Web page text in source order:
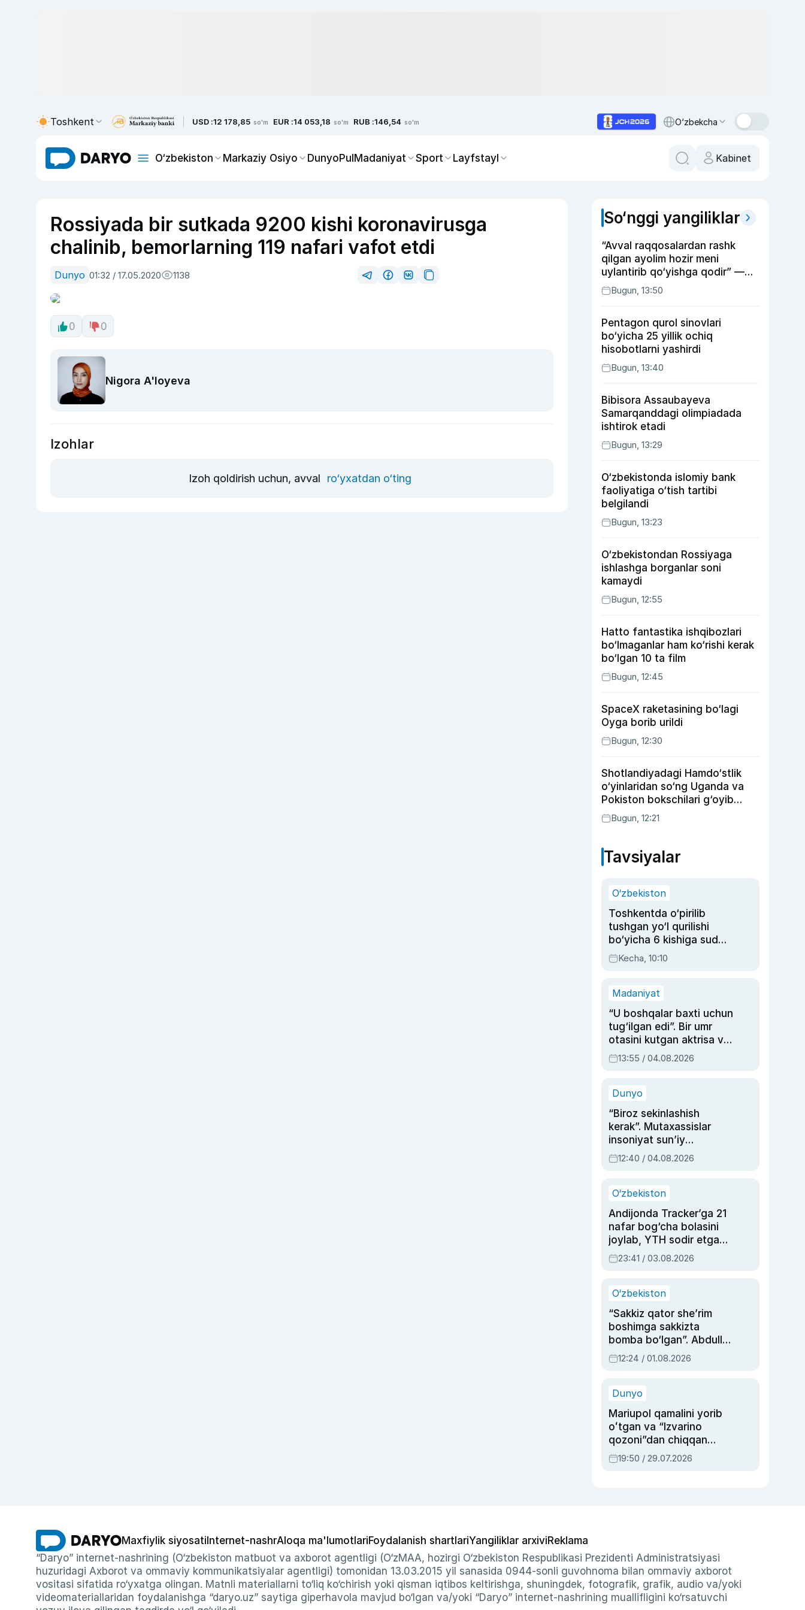
Toshkent USD :12 178,85 so'm EUR :14 053,18 so'm RUB :146,54 so'm O‘zbekcha
O‘zbekiston Markaziy Osiyo DunyoPulMadaniyat Sport Layfstayl Kabinet
Rossiyada bir sutkada 9200 kishi koronavirusga
chalinib, bemorlarning 119 nafari vafot etdi
Dunyo 01:32 / 17.05.2020 1138
0 0
Nigora A'loyeva
Izohlar
Izoh qoldirish uchun, avval ro‘yxatdan o‘ting
So‘nggi yangiliklar
“Avval raqqosalardan rashk
qilgan ayolim hozir meni
uylantirib qo‘yishga qodir” —
Anvar Sobirov davlat ishidagi
faoliyati va o‘g‘il tarbiyasidagi
Bugun, 13:50
Pentagon qurol sinovlari
bo‘yicha 25 yillik ochiq
hisobotlarni yashirdi
Bugun, 13:40
Bibisora Assaubayeva
Samarqanddagi olimpiadada
ishtirok etadi
Bugun, 13:29
O‘zbekistonda islomiy bank
faoliyatiga o‘tish tartibi
belgilandi
Bugun, 13:23
O‘zbekistondan Rossiyaga
ishlashga borganlar soni
kamaydi
Bugun, 12:55
Hatto fantastika ishqibozlari
bo‘lmaganlar ham ko‘rishi kerak
bo‘lgan 10 ta film
Bugun, 12:45
SpaceX raketasining bo‘lagi
Oyga borib urildi
Bugun, 12:30
Shotlandiyadagi Hamdo‘stlik
o‘yinlaridan so‘ng Uganda va
Pokiston bokschilari g‘oyib
bo‘ldiBugun, 12:21
Tavsiyalar
O‘zbekiston
Toshkentda o‘pirilib
tushgan yo‘l qurilishi
bo‘yicha 6 kishiga sud
hukmi o‘qildi
Kecha, 10:10
Madaniyat
“U boshqalar baxti uchun
tug‘ilgan edi”. Bir umr
otasini kutgan aktrisa va
dublyaj ustasi Rimma
Ahmedovaning
13:55 / 04.08.2026
Dunyo
“Biroz sekinlashish
kerak”. Mutaxassislar
insoniyat sun’iy
intellektni boshqara
olmay qolishidan xavotir
12:40 / 04.08.2026
O‘zbekiston
Andijonda Tracker’ga 21
nafar bog‘cha bolasini
joylab, YTH sodir etgan
ayolga sud hukmi o‘qildi
23:41 / 03.08.2026
O‘zbekiston
“Sakkiz qator she’rim
boshimga sakkizta
bomba bo‘lgan”. Abdulla
Oripovni siyosiy
ayblovlardan asrab
12:24 / 01.08.2026
Dunyo
Mariupol qamalini yorib
oʻtgan va “Izvarino
qozoni”dan chiqqan
qahramon — Ukraina
armiyasi bosh
19:50 / 29.07.2026
Maxfiylik siyosati Internet-nashrAloqa ma'lumotlariFoydalanish shartlariYangiliklar arxiviReklama
“Daryo” internet-nashrining (O‘zbekiston matbuot va axborot agentligi (O‘zMAA, hozirgi O‘zbekiston Respublikasi Prezidenti Administratsiyasi
huzuridagi Axborot va ommaviy kommunikatsiyalar agentligi) tomonidan 13.03.2015 yil sanasida 0944-sonli guvohnoma bilan ommaviy axborot
vositasi sifatida ro‘yxatga olingan. Matnli materiallarni to‘liq ko‘chirish yoki qisman iqtibos keltirishga, shuningdek, fotografik, grafik, audio va/yoki
videomateriallaridan foydalanishga “daryo.uz” saytiga giperhavola mavjud bo‘lgan va/yoki “Daryo” internet-nashrining muallifligini ko‘rsatuvchi